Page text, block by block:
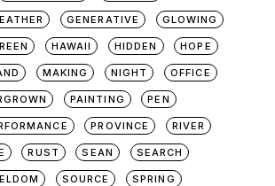
GENERATIVE GLOWING
HAWAII HIDDEN HOPE
MAKING NIGHT OFFICE
PAINTING PEN
PROVINCE RIVER
RUST SEAN SEARCH
SOURCE SPRING